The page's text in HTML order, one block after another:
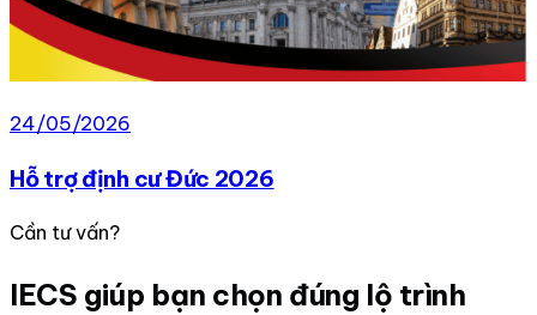
24/05/2026
Hỗ trợ định cư Đức 2026
Cần tư vấn?
IECS giúp bạn chọn đúng lộ trình